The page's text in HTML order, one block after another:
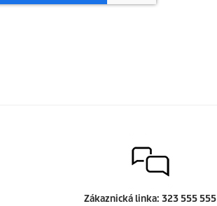
Zákaznická linka: 323 555 555